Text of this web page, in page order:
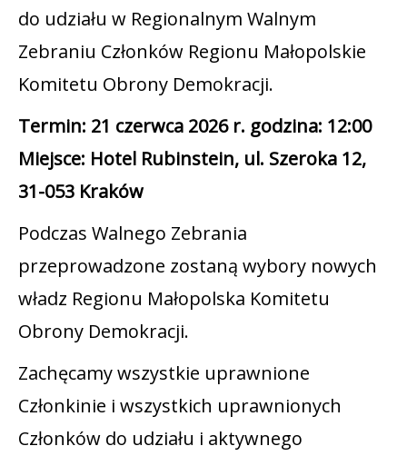
do udziału w Regionalnym Walnym
Zebraniu Członków Regionu Małopolskie
Komitetu Obrony Demokracji.
Termin: 21 czerwca 2026 r. godzina: 12:00
Miejsce: Hotel Rubinstein, ul. Szeroka 12,
31-053 Kraków
Podczas Walnego Zebrania
przeprowadzone zostaną wybory nowych
władz Regionu Małopolska Komitetu
Obrony Demokracji.
Zachęcamy wszystkie uprawnione
Członkinie i wszystkich uprawnionych
Członków do udziału i aktywnego